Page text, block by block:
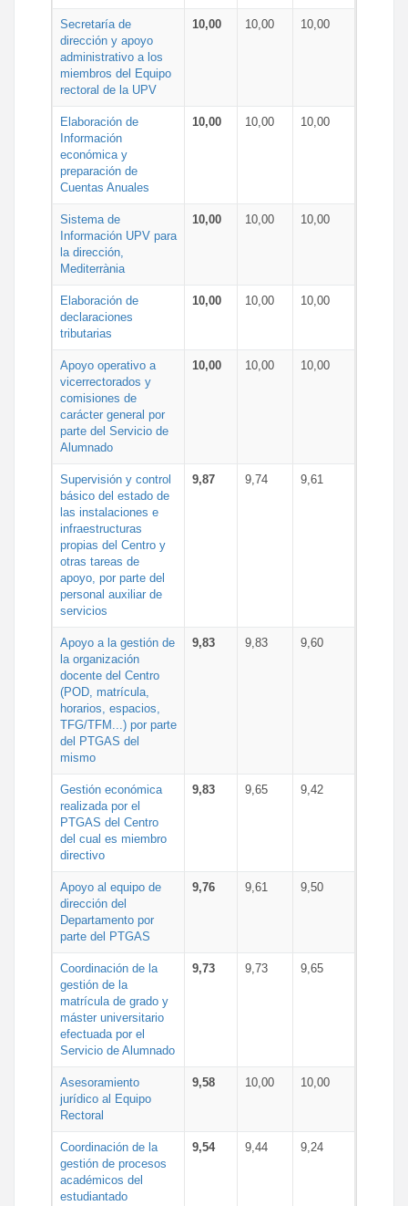
Secretaría de
dirección y apoyo
administrativo a los
miembros del Equipo
rectoral de la UPV
10,00 10,00 10,00
Elaboración de
Información
económica y
preparación de
Cuentas Anuales
10,00 10,00 10,00
Sistema de
Información UPV para
la dirección,
Mediterrània
10,00 10,00 10,00
Elaboración de
declaraciones
tributarias
10,00 10,00 10,00
Apoyo operativo a
vicerrectorados y
comisiones de
carácter general por
parte del Servicio de
Alumnado
10,00 10,00 10,00
Supervisión y control
básico del estado de
las instalaciones e
infraestructuras
propias del Centro y
otras tareas de
apoyo, por parte del
personal auxiliar de
servicios
9,87 9,74 9,61
Apoyo a la gestión de
la organización
docente del Centro
(POD, matrícula,
horarios, espacios,
TFG/TFM...) por parte
del PTGAS del
mismo
9,83 9,83 9,60
Gestión económica
realizada por el
PTGAS del Centro
del cual es miembro
directivo
9,83 9,65 9,42
Apoyo al equipo de
dirección del
Departamento por
parte del PTGAS
9,76 9,61 9,50
Coordinación de la
gestión de la
matrícula de grado y
máster universitario
efectuada por el
Servicio de Alumnado
9,73 9,73 9,65
Asesoramiento
jurídico al Equipo
Rectoral
9,58 10,00 10,00
Coordinación de la
gestión de procesos
académicos del
estudiantado
9,54 9,44 9,24